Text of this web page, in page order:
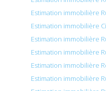
Estimation immobilière
Estimation immobilière
Estimation immobilière
Estimation immobilière
Estimation immobilière
Estimation immobilière